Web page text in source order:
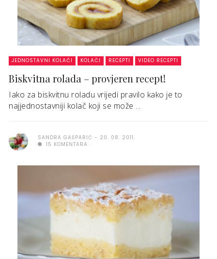
JEDNOSTAVNI KOLAČI KOLAČI RECEPTI VIDEO RECEPTI
Biskvitna rolada – provjeren recept!
Iako za biskvitnu roladu vrijedi pravilo kako je to
najjednostavniji kolač koji se može ...
SANDRA GAŠPARIĆ
20. 08. 2011.
15 KOMENTARA